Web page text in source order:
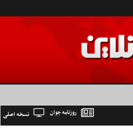
نسخه اصلی روزنامه جوان